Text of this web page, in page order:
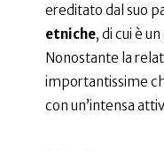
ereditato dal suo
etniche, di cui è
Nonostante la
importantissime
con un’intensa